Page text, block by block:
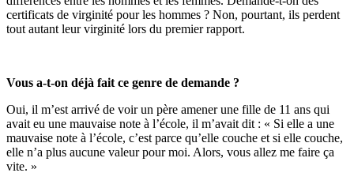
certificats de virginité pour les hommes ? Non, pourtant, ils perdent
tout autant leur virginité lors du premier rapport.
Vous a-t-on déjà fait ce genre de demande ?
Oui, il m’est arrivé de voir un père amener une fille de 11 ans qui
avait eu une mauvaise note à l’école, il m’avait dit : « Si elle a une
mauvaise note à l’école, c’est parce qu’elle couche et si elle couche,
elle n’a plus aucune valeur pour moi. Alors, vous allez me faire ça
vite. »